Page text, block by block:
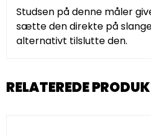
Studsen på denne måler
sætte den direkte på
alternativt tilslutte den.
RELATEREDE